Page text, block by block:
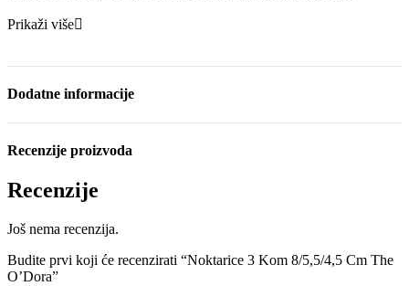
Prikaži više
Dodatne informacije
Recenzije proizvoda
Recenzije
Još nema recenzija.
Budite prvi koji će recenzirati “Noktarice 3 Kom 8/5,5/4,5 Cm The
O’Dora”